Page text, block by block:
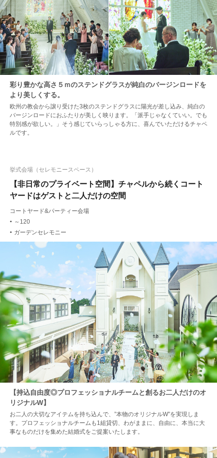
彩り豊かな高さ５ｍのステンドグラスが純白のバージンロードを
より美しくする。
欧州の教会から譲り受けた3枚のステンドグラスに陽光が差し込み、純白の
バージンロードにおふたりが美しく映ります。「派手じゃなくていい。でも
特別感が欲しい。」そう感じていらっしゃる方に、喜んでいただけるチャペ
ルです。
【非日常のプライベート空間】チャペルから続くコート
ヤードはゲストと二人だけの空間
挙式会場（セレモニースペース）
コートヤード&パーティー会場
● ～120
● ガーデンセレモニー
【持込自由度◎プロフェッショナルチームと創るお二人だけのオ
リジナルW】
お二人の大切なアイテムを持ち込んで、”本物のオリジナルW”を実現しま
す。プロフェッショナルチームも1組貸切、わがままに、自由に、本当に大
事なものだけを集めた結婚式をご提案いたします。